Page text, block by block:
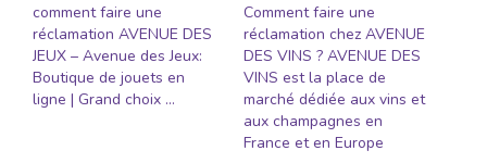
comment faire une
réclamation AVENUE DES
JEUX – Avenue des Jeux:
Boutique de jouets en
ligne | Grand choix …
Comment faire une
réclamation chez AVENUE
DES VINS ? AVENUE DES
VINS est la place de
marché dédiée aux vins et
aux champagnes en
France et en Europe